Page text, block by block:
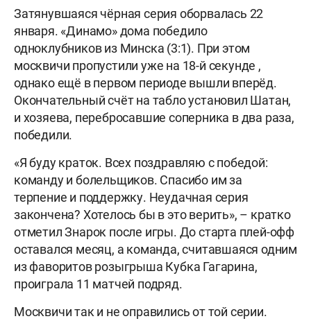
Затянувшаяся чёрная серия оборвалась 22
января. «Динамо» дома победило
одноклубников из Минска (3:1). При этом
москвичи пропустили уже на 18-й секунде ,
однако ещё в первом периоде вышли вперёд.
Окончательный счёт на табло установил Шатан,
и хозяева, перебросавшие соперника в два раза,
победили.
«Я буду краток. Всех поздравляю с победой:
команду и болельщиков. Спасибо им за
терпение и поддержку. Неудачная серия
закончена? Хотелось бы в это верить», – кратко
отметил Знарок после игры. До старта плей-офф
оставался месяц, а команда, считавшаяся одним
из фаворитов розыгрыша Кубка Гагарина,
проиграла 11 матчей подряд.
Москвичи так и не оправились от той серии.